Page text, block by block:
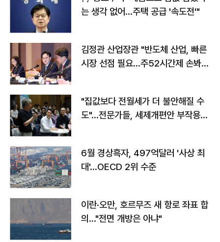
는 생각 없어…주택 공급 '속도전'"
김정관 산업장관 "반도체 산업, 빠른
시장 선점 필요…주52시간제 손봐
"집값보다 전월세가 더 불안해질 수
도"…전문가들, 세제개편안 부작용
6월 경상흑자, 497억달러 '사상 최
대'…OECD 2위 수준
이란·오만, 호르무즈 새 항로 좌표 합
의…"전면 개방은 아냐"